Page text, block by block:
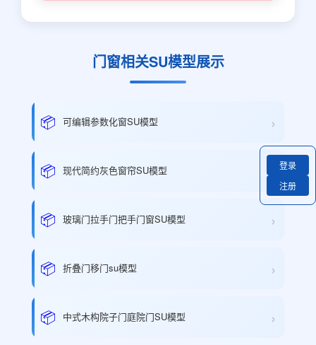
门窗相关SU模型展示
📦 可编辑参数化窗SU模型 ›
📦 现代简约灰色窗帘SU模型
📦 玻璃门拉手门把手门窗SU模型 ›
📦 折叠门移门su模型 ›
📦 中式木构院子门庭院门SU模型 ›
登录
注册